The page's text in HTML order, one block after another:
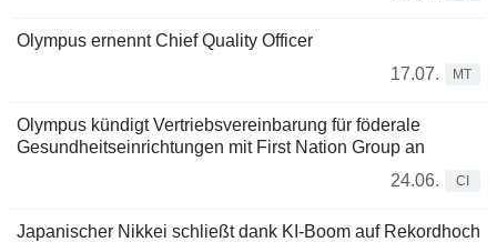
Olympus ernennt Chief Quality Officer
17.07.
MT
Olympus kündigt Vertriebsvereinbarung für föderale
Gesundheitseinrichtungen mit First Nation Group an
24.06.
CI
Japanischer Nikkei schließt dank KI-Boom auf Rekordhoch